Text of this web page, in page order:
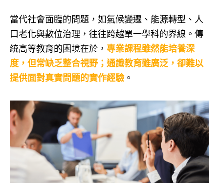
當代社會面臨的問題，如氣候變遷、能源轉型、人
口老化與數位治理，往往跨越單一學科的界線。傳
統高等教育的困境在於， 專業課程雖然能培養深
度，但常缺乏整合視野；通識教育雖廣泛，卻難以
提供面對真實問題的實作經驗。